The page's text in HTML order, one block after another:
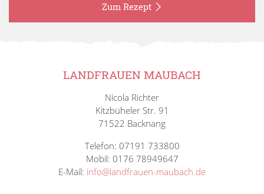
Zum Rezept
LANDFRAUEN MAUBACH
Nicola Richter
Kitzbüheler Str. 91
71522 Backnang
Telefon: 07191 733800
Mobil: 0176 78949647
E-Mail: info@landfrauen-maubach.de